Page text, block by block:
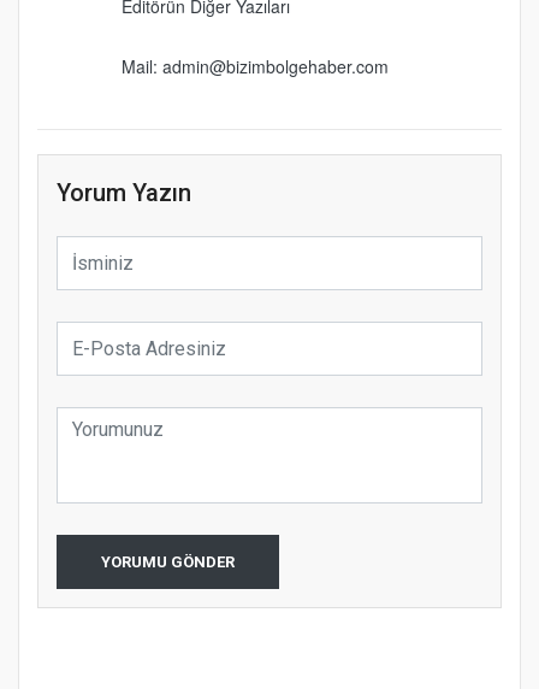
Editörün Diğer Yazıları
Mail: admin@bizimbolgehaber.com
Yorum Yazın
YORUMU GÖNDER